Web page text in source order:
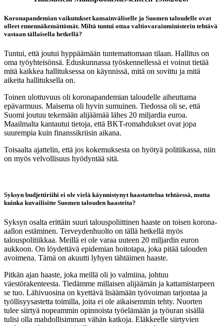
Koronapandemian vaikutukset kansainväliselle ja Suomen taloudelle ovat
olleet ennennäkemättömät. Miltä tuntui ottaa valtiovarainministerin tehtävä
vastaan tällaisella hetkellä?
Tuntui, että joutui hyppäämään tuntemattomaan tilaan. Hallitus on
oma työyhteisönsä. Eduskunnassa työskennellessä ei voinut tietää
mitä kaikkea hallituksessa on käynnissä, mitä on sovittu ja mitä
aikeita hallituksella on.
Toinen ulottuvuus oli koronapandemian taloudelle aiheuttama
epävarmuus. Maisema oli hyvin sumuinen. Tiedossa oli se, että
Suomi joutuu tekemään alijäämää lähes 20 miljardia euroa.
Maailmalta kantautui tietoja, että BKT-romahdukset ovat jopa
suurempia kuin finanssikriisin aikana.
Toisaalta ajattelin, että jos kokemuksesta on hyötyä politiikassa, niin
on myös velvollisuus hyödyntää sitä.
Syksyn budjettiriihi ei ole vielä käynnistynyt haastattelua tehtäessä, mutta
kuinka kuvailisitte Suomen talouden haasteita?
Syksyn osalta erittäin suuri talouspoliittinen haaste on toisen korona-
aallon estäminen. Terveydenhuolto on tällä hetkellä myös
talouspolitiikkaa. Meillä ei ole varaa uuteen 20 miljardin euron
aukkoon. On löydettävä epidemian hoitotapa, joka pitää talouden
avoimena. Tämä on akuutti lyhyen tähtäimen haaste.
Pitkän ajan haaste, joka meillä oli jo valmiina, johtuu
väestörakenteesta. Tiedämme millaisen alijäämän ja kattamistarpeen
se tuo. Lähivuosina on kyettävä lisäämään työvoiman tarjontaa ja
työllisyysastetta toimilla, joita ei ole aikaisemmin tehty. Nuorten
tulee siirtyä nopeammin opinnoista työelämään ja työuran sisällä
tulisi olla mahdollisimman vähän katkoja. Eläkkeelle siirtyvien